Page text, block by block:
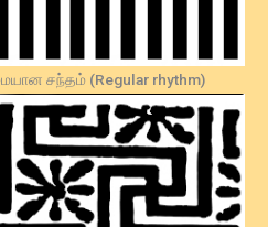
சந்தம் (Regular rhythm)